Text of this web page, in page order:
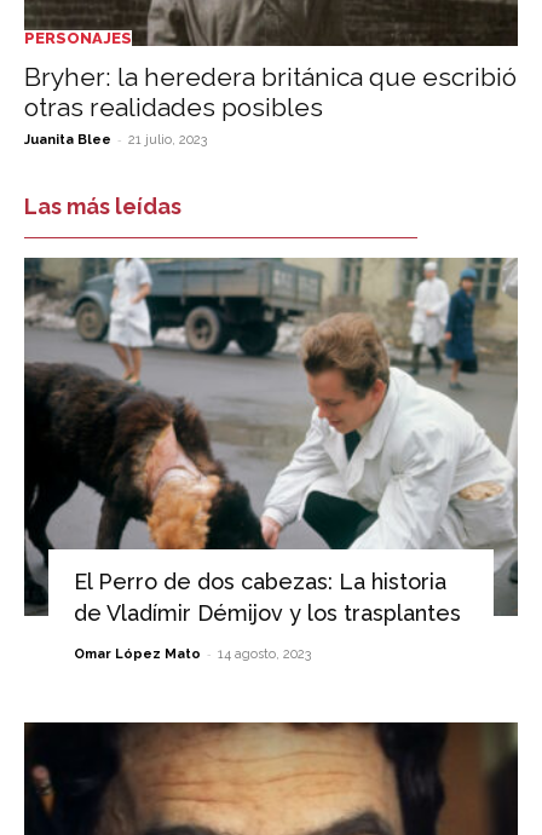
PERSONAJES
Bryher: la heredera británica que escribió
otras realidades posibles
Juanita Blee - 21 julio, 2023
Las más leídas
El Perro de dos cabezas: La historia
de Vladímir Démijov y los trasplantes
Omar López Mato - 14 agosto, 2023